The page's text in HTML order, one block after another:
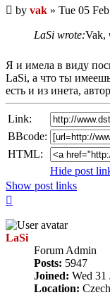
Unread
post
by vak » Tue 05
LaSi wrote:Vak,
Я и имела в виду
LaSi, а что ты
есть и из инета,
Link:
BBcode:
HTML:
Hide post
Show post links
LaSi
Forum Admin
Posts: 5947
Joined: Wed 31
Location: